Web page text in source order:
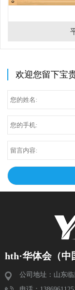
欢迎您留下宝
hth·华体会（中
公司地址：山东